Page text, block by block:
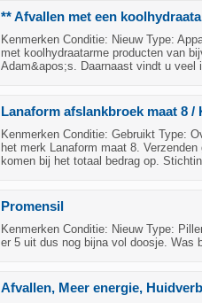
** Afvallen met een
Kenmerken Conditie: Nieuw Type:
met koolhydraatarme producten van
Adam&apos;s. Daarnaast vindt u veel
Lanaform afslankbroek maat 8
Kenmerken Conditie: Gebruikt Type:
het merk Lanaform maat 8.
komen bij het totaal bedrag op.
Promensil
Kenmerken Conditie: Nieuw Type:
er 5 uit dus nog bijna vol doosje. Was
Afvallen, Meer energie,